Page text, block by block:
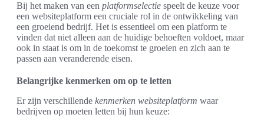
Bij het maken van een platformselectie speelt de keuze voor
een websiteplatform een cruciale rol in de ontwikkeling van
een groeiend bedrijf. Het is essentieel om een platform te
vinden dat niet alleen aan de huidige behoeften voldoet, maar
ook in staat is om in de toekomst te groeien en zich aan te
passen aan veranderende eisen.
Belangrijke kenmerken om op te letten
Er zijn verschillende kenmerken websiteplatform waar
bedrijven op moeten letten bij hun keuze: